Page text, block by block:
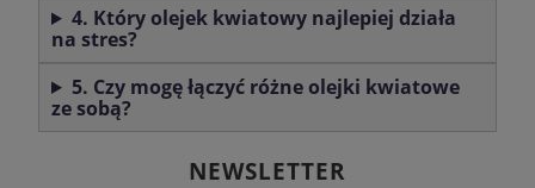
4. Który olejek kwiatowy najlepiej działa
na stres?
5. Czy mogę łączyć różne olejki kwiatowe
ze sobą?
NEWSLETTER